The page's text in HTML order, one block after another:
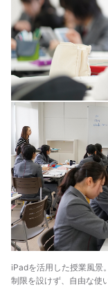
iPadを活用した授業風景
制限を設けず、自由な使